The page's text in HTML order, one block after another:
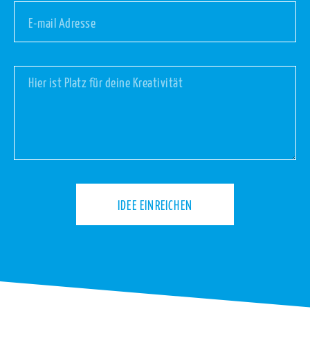
IDEE EINREICHEN